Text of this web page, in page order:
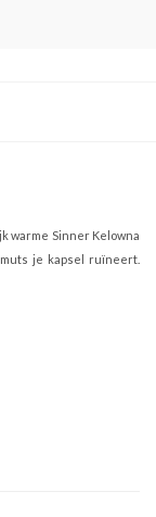
warme Sinner Kelowna
je kapsel ruïneert.